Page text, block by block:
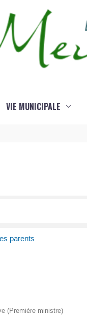
VIE MUNICIPALE
parents
(Première ministre)